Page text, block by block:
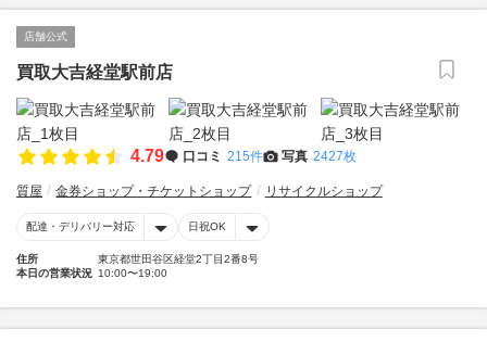
店舗公式
買取大吉経堂駅前店
4.79 口コミ 215件 写真 2427枚
質屋 金券ショップ・チケットショップ リサイクルショップ
配達・デリバリー対応 日祝OK
住所
東京都世田谷区経堂2丁目2番8号
本日の営業状況 10:00〜19:00